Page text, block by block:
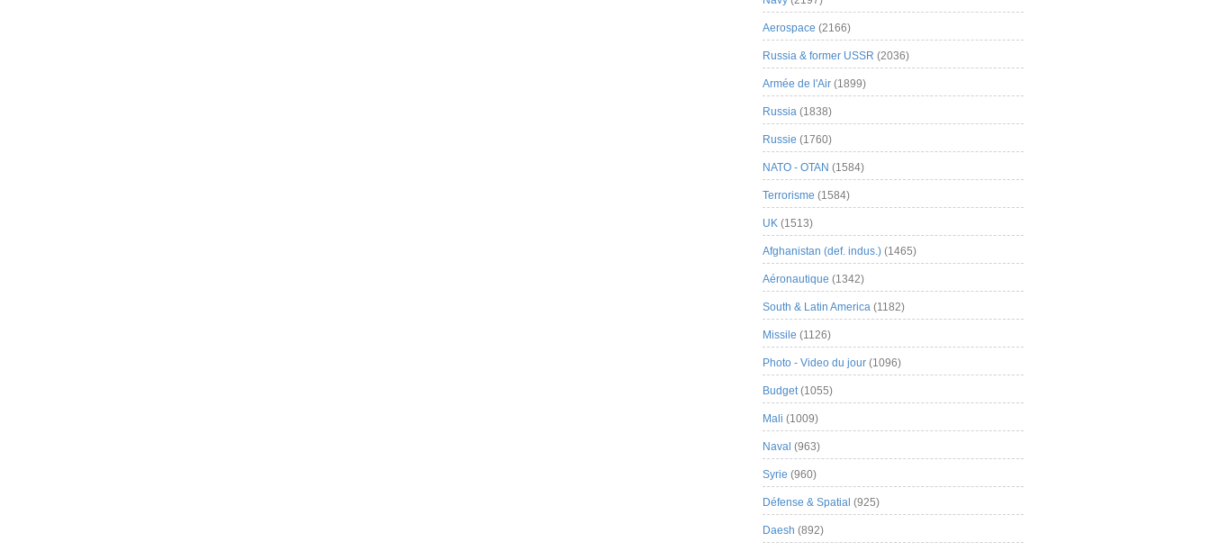
Aerospace (2166)
Russia & former USSR (2036)
Armée de l'Air (1899)
Russia (1838)
Russie (1760)
NATO - OTAN (1584)
Terrorisme (1584)
UK (1513)
Afghanistan (def. indus.) (1465)
Aéronautique (1342)
South & Latin America (1182)
Missile (1126)
Photo - Video du jour (1096)
Budget(1055)
Mali (1009)
Naval (963)
Syrie (960)
Défense & Spatial (925)
Daesh (892)